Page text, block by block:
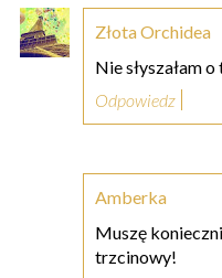
Złota Orchidea
Nie słyszałam
Odpowiedz
Amberka
Muszę
trzcinowy!